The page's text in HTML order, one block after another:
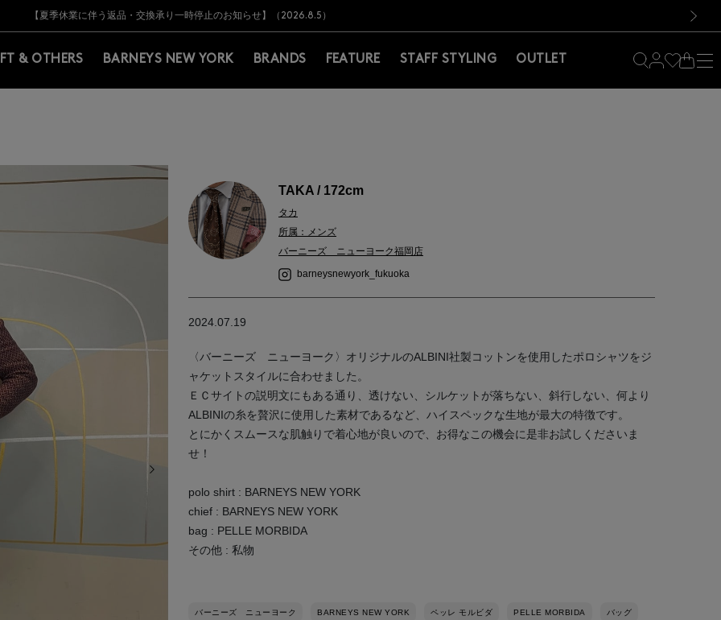
BARNEYS＞会員のお客様は11,000円（税込）以上のお買上げで常時送料無料！お買い物の際は会員登録を！
【夏季休業に伴う出荷一時停止のお知らせ】(2026.8.7)
【オンラインストア カスタマーセンター夏季休業に関するお知らせ】（2026.8.7）
【夏季休業に伴う返品・交換承り一時停止のお知らせ】（2026.8.5）
熊本県を中心とした地震の影響によるお荷物のお届けについて
【開催中】SUMMER SALEのご案内・ご注意事項
BARNEYS＞会員のお客様は11,000円（税込）以上のお買上げで常時送料無料！お買い物の際は会員登録を！
【夏季休業に伴う出荷一時停止のお知らせ】(2026.8.7)
& OTHERS BARNEYS NEW YORK BRANDS FEATURE STAFF STYLING OUTLET
TAKA / 172cm
タカ
所属：メンズ
バーニーズ ニューヨーク福岡店
barneysnewyork_fukuoka
2024.07.19
〈バーニーズ ニューヨーク〉オリジナルのALBINI社製コットンを使用したポロシャツをジ
ャケットスタイルに合わせました。
ＥＣサイトの説明文にもある通り、透けない、シルケットが落ちない、斜行しない、何より
ALBINIの糸を贅沢に使用した素材であるなど、ハイスペックな生地が最大の特徴です。
とにかくスムースな肌触りで着心地が良いので、お得なこの機会に是非お試しくださいま
せ！
polo shirt : BARNEYS NEW YORK
chief : BARNEYS NEW YORK
bag : PELLE MORBIDA
その他 : 私物
バーニーズ ニューヨーク BARNEYS NEW YORK ペッレ モルビダ PELLE MORBIDA バッグ